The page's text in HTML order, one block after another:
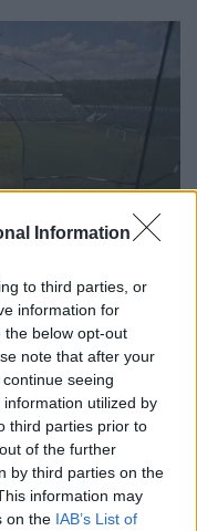
Information
to third parties, or
information for
the below opt-out
note that after your
seeing
utilized by
third parties prior to
of the further
by third parties on the
information may
on the IAB’s List of
lent schiffer